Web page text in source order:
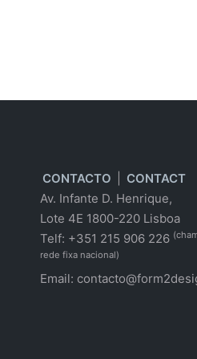
CONTACTO
CONTACT
Av. Infante D. Henrique,
Lote 4E 1800-220 Lisboa
Telf: +351 215 906 226
rede fixa nacional)
Email: